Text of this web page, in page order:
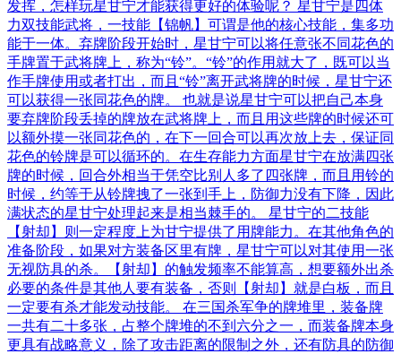
发挥，怎样玩星甘宁才能获得更好的体验呢？ 星甘宁是四体
力双技能武将，一技能【锦帆】可谓是他的核心技能，集多功
能于一体。弃牌阶段开始时，星甘宁可以将任意张不同花色的
手牌置于武将牌上，称为“铃”。“铃”的作用就大了，既可以当
作手牌使用或者打出，而且“铃”离开武将牌的时候，星甘宁还
可以获得一张同花色的牌。 也就是说星甘宁可以把自己本身
要弃牌阶段丢掉的牌放在武将牌上，而且用这些牌的时候还可
以额外摸一张同花色的，在下一回合可以再次放上去，保证同
花色的铃牌是可以循环的。在生存能力方面星甘宁在放满四张
牌的时候，回合外相当于凭空比别人多了四张牌，而且用铃的
时候，约等于从铃牌拽了一张到手上，防御力没有下降，因此
满状态的星甘宁处理起来是相当棘手的。 星甘宁的二技能
【射却】则一定程度上为甘宁提供了用牌能力。在其他角色的
准备阶段，如果对方装备区里有牌，星甘宁可以对其使用一张
无视防具的杀。【射却】的触发频率不能算高，想要额外出杀
必要的条件是其他人要有装备，否则【射却】就是白板，而且
一定要有杀才能发动技能。 在三国杀军争的牌堆里，装备牌
一共有二十多张，占整个牌堆的不到六分之一，而装备牌本身
更具有战略意义，除了攻击距离的限制之外，还有防具的防御